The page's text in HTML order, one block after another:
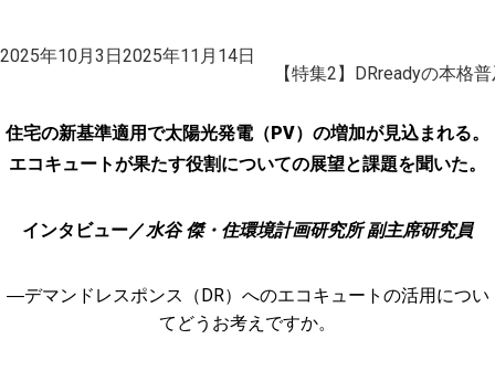
投
2025年10月3日2025年11月14日
【特集2】DRreadyの本格
住宅の新基準適用で太陽光発電（PV）の増加が見込まれる。
エコキュートが果たす役割についての展望と課題を聞いた。
インタビュー／水谷 傑・住環境計画研究所 副主席研究員
―デマンドレスポンス（DR）へのエコキュートの活用につい
てどうお考えですか。